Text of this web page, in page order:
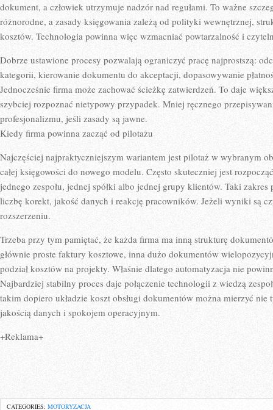
dokument, a człowiek utrzymuje nadzór nad regułami. To ważne
różnorodne, a zasady księgowania zależą od polityki wewnętrznej,
kosztów. Technologia powinna więc wzmacniać powtarzalność i
Dobrze ustawione procesy pozwalają ograniczyć pracę najprostszą:
kategorii, kierowanie dokumentu do akceptacji, dopasowywanie
Jednocześnie firma może zachować ścieżkę zatwierdzeń. To daje
szybciej rozpoznać nietypowy przypadek. Mniej ręcznego
profesjonalizmu, jeśli zasady są jawne.
Kiedy firma powinna zacząć od pilotażu
Najczęściej najpraktyczniejszym wariantem jest pilotaż w wybranym
całej księgowości do nowego modelu. Często skuteczniej jest
jednego zespołu, jednej spółki albo jednej grupy klientów. Taki zakres
liczbę korekt, jakość danych i reakcję pracowników. Jeżeli wyniki są
rozszerzeniu.
Trzeba przy tym pamiętać, że każda firma ma inną strukturę
głównie proste faktury kosztowe, inna dużo dokumentów
podział kosztów na projekty. Właśnie dlatego automatyzacja nie
Najbardziej stabilny proces daje połączenie technologii z wiedzą
takim dopiero układzie koszt obsługi dokumentów można mierzyć
jakością danych i spokojem operacyjnym.
+Reklama+
CATEGORIES: MOTORYZACJA